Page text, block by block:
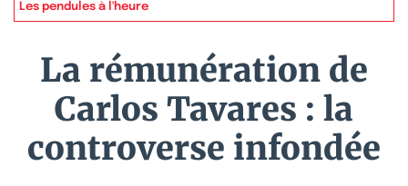
Les pendules à l'heure
La rémunération de
Carlos Tavares : la
controverse infondée